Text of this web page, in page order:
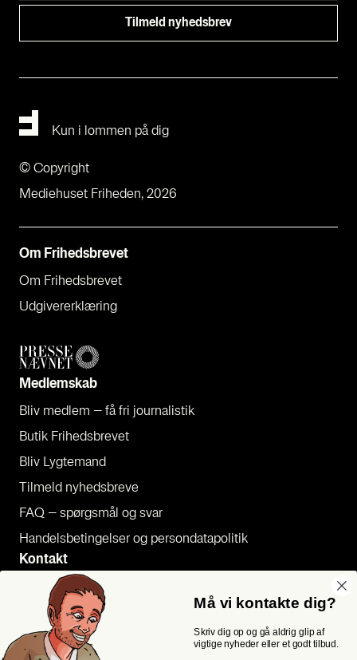
Om Fri­heds­bre­vet
Om Fri­heds­bre­vet
Udgi­ve­rer­klæ­ring
Med­lem­skab
Bliv med­lem – få fri jour­na­li­stik
Butik Fri­heds­bre­vet
Bliv Lyg­te­mand
Til­meld nyheds­bre­ve
FAQ – spørgs­mål og svar
Han­dels­be­tin­gel­ser og per­son­da­ta­po­li­tik
Kon­takt
Pres­se
Send et tip
Kon­takt os
Kun i lommen på dig
Mediehuset Friheden, 2026
© Copyright
Må vi kontakte dig?
Skriv dig op og gå aldrig glip af
vigtige nyheder eller et godt tilbud.